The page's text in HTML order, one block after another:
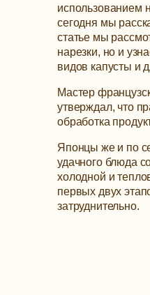
использованием
сегодня мы
статье мы
нарезки, но и
видов капусты и
Мастер
утверждал, что
обработка
Японцы же и по
удачного блюда
холодной и
первых двух
затруднительно.